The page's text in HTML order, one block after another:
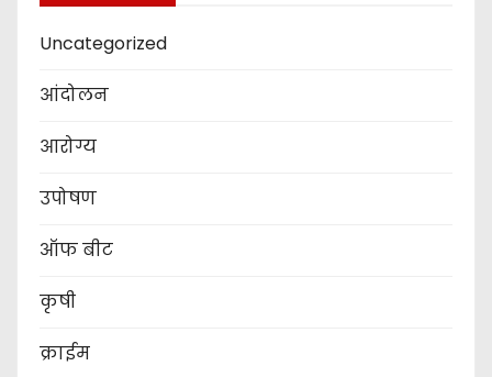
Uncategorized
आंदोलन
आरोग्य
उपोषण
ऑफ बीट
कृषी
क्राईम